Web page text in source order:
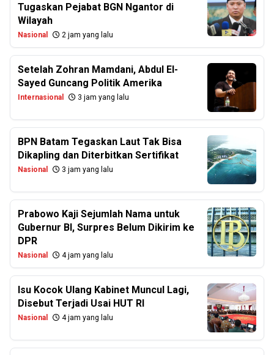
Tugaskan Pejabat BGN Ngantor di
Wilayah
Nasional 2 jam yang lalu
Setelah Zohran Mamdani, Abdul El-
Sayed Guncang Politik Amerika
Internasional 3 jam yang lalu
BPN Batam Tegaskan Laut Tak Bisa
Dikapling dan Diterbitkan Sertifikat
Nasional 3 jam yang lalu
Prabowo Kaji Sejumlah Nama untuk
Gubernur BI, Surpres Belum Dikirim ke
DPR
Nasional 4 jam yang lalu
Isu Kocok Ulang Kabinet Muncul Lagi,
Disebut Terjadi Usai HUT RI
Nasional 4 jam yang lalu